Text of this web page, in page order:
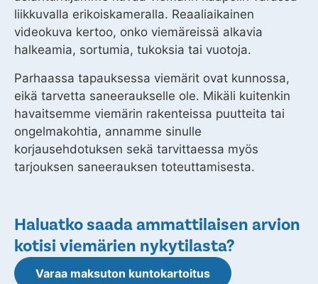
liikkuvalla erikoiskameralla. Reaaliaikainen
videokuva kertoo, onko viemäreissä alkavia
halkeamia, sortumia, tukoksia tai vuotoja.
Parhaassa tapauksessa viemärit ovat kunnossa,
eikä tarvetta saneeraukselle ole. Mikäli kuitenkin
havaitsemme viemärin rakenteissa puutteita tai
ongelmakohtia, annamme sinulle
korjausehdotuksen sekä tarvittaessa myös
tarjouksen saneerauksen toteuttamisesta.
Haluatko saada ammattilaisen arvion
kotisi viemärien nykytilasta?
Varaa maksuton kuntokartoitus